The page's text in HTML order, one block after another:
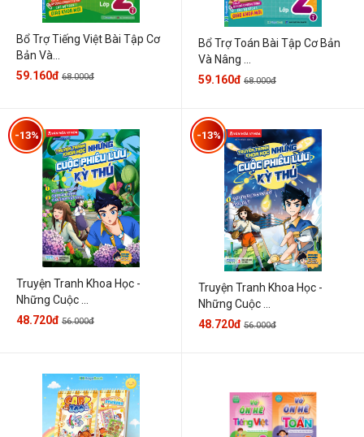
Bổ Trợ Tiếng Việt Bài Tập Cơ
Bản Và...
59.160đ 68.000đ
Bổ Trợ Toán Bài Tập Cơ Bản
Và Nâng ...
59.160đ 68.000đ
Truyện Tranh Khoa Học -
Những Cuộc ...
-13%
48.720đ 56.000đ
Truyện Tranh Khoa Học -
Những Cuộc ...
-13%
48.720đ 56.000đ